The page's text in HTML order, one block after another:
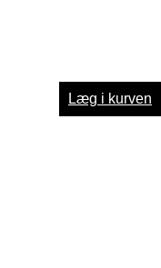
Læg i kurven